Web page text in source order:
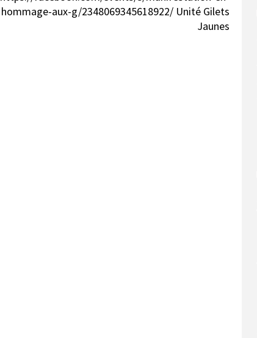
hommage-aux-g/2348069345618922/ Unité Gilets
Jaunes